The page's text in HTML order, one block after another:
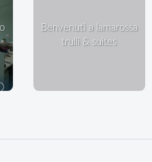
benvenuti a lamarossa
trulli & suites